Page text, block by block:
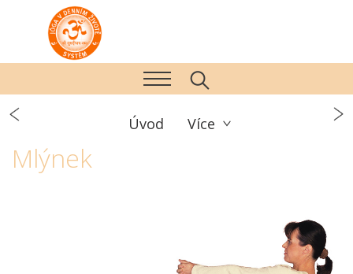
Úvod Více
Mlýnek